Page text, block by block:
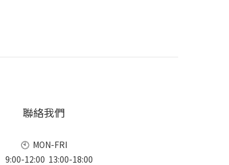
聯絡我們
🕙 MON-FRI
9:00-12:00 13:00-18:00